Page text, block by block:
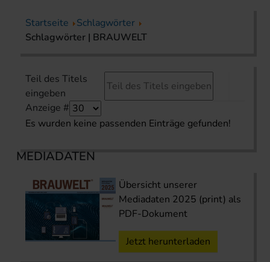
Startseite
Schlagwörter
Schlagwörter | BRAUWELT
Teil des Titels
eingeben
Anzeige #
Es wurden keine passenden Einträge gefunden!
MEDIADATEN
Übersicht unserer
Mediadaten 2025 (print) als
PDF-Dokument
Jetzt herunterladen